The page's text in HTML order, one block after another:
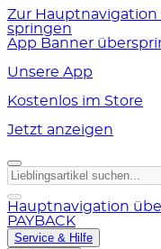
Zur Hauptnavigation
springen
App Banner
Unsere App
Kostenlos im Store
Jetzt anzeigen
Hauptnavigation
PAYBACK
Service & Hilfe